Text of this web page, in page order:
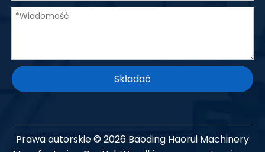
Składać
Prawa autorskie ©2026 Baoding Haorui Machinery